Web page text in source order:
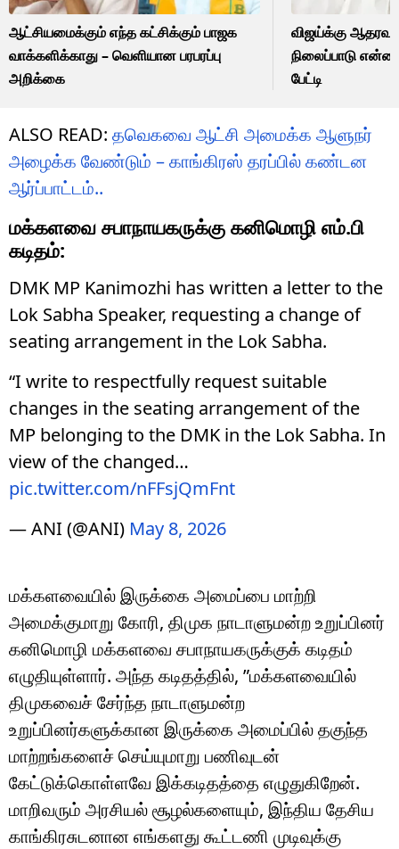
ஆட்சியமைக்கும் எந்த கட்சிக்கும் பாஜக
வாக்களிக்காது – வெளியான பரபரப்பு
அறிக்கை
விஜய்க்கு
நிலைப்பாடு
பேட்டி
ALSO READ: தவெகவை ஆட்சி அமைக்க ஆளுநர்
அழைக்க வேண்டும் – காங்கிரஸ் தரப்பில் கண்டன
ஆர்ப்பாட்டம்..
மக்களவை சபாநாயகருக்கு கனிமொழி எம்.பி
கடிதம்:
DMK MP Kanimozhi has written a letter to the
Lok Sabha Speaker, requesting a change of
seating arrangement in the Lok Sabha.
“I write to respectfully request suitable
changes in the seating arrangement of the
MP belonging to the DMK in the Lok Sabha. In
view of the changed…
pic.twitter.com/nFFsjQmFnt
— ANI (@ANI) May 8, 2026
மக்களவையில் இருக்கை அமைப்பை மாற்றி
அமைக்குமாறு கோரி, திமுக நாடாளுமன்ற உறுப்பினர்
கனிமொழி மக்களவை சபாநாயகருக்குக் கடிதம்
எழுதியுள்ளார். அந்த கடிதத்தில், ”மக்களவையில்
திமுகவைச் சேர்ந்த நாடாளுமன்ற
உறுப்பினர்களுக்கான இருக்கை அமைப்பில் தகுந்த
மாற்றங்களைச் செய்யுமாறு பணிவுடன்
கேட்டுக்கொள்ளவே இக்கடிதத்தை எழுதுகிறேன்.
மாறிவரும் அரசியல் சூழல்களையும், இந்திய தேசிய
காங்கிரசுடனான எங்களது கூட்டணி முடிவுக்கு